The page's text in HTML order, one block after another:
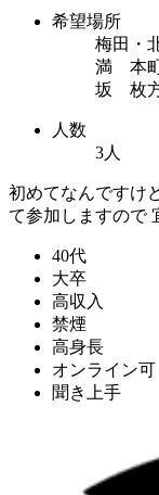
希望場所
梅田・
満 本
坂 枚
人数
3人
初めてなんですけ
て参加しますので
40代
大卒
高収入
禁煙
高身長
オンライン可
聞き上手